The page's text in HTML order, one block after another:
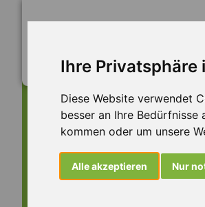
Ihre
Diese Website verwendet
besser an Ihre Bedürfnisse
kommen oder um unsere
Alle akzeptieren Nur
Dieser Job
... aber vielleicht ist